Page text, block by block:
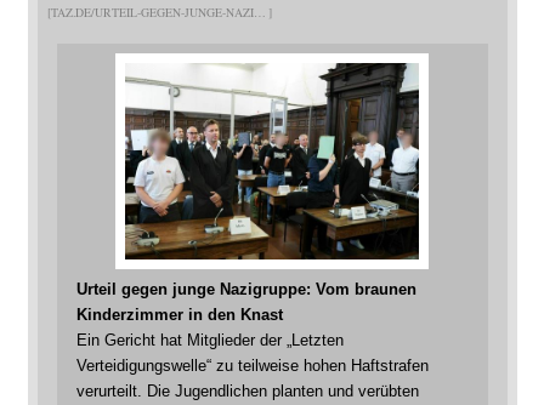
TAZ.DE/URTEIL-GEGEN-JUNGE-NAZI
Urteil gegen junge Nazigruppe: Vom braunen
Kinderzimmer in den Knast
Ein Gericht hat Mitglieder der „Letzten
Verteidigungswelle“ zu teilweise hohen Haftstrafen
verurteilt. Die Jugendlichen planten und verübten